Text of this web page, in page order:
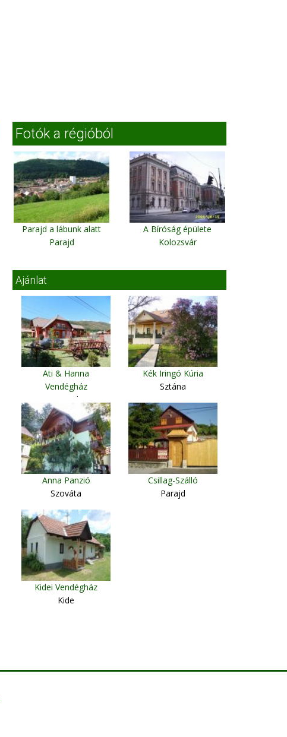
Fotók a régióból
Parajd a lábunk alatt
Parajd
A Bíróság épülete
Kolozsvár
Ajánlat
Ati & Hanna
Vendégház
Parajd
Kék Iringó Kúria
Sztána
Anna Panzió
Szováta
Csillag-Szálló
Parajd
Kidei Vendégház
Kide